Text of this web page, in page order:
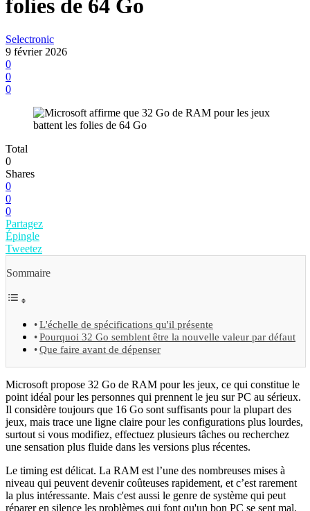
folies de 64 Go
Selectronic
9 février 2026
0
0
0
Total
0
Shares
0
0
0
Partagez
Épingle
Tweetez
Sommaire
L'échelle de spécifications qu'il présente
Pourquoi 32 Go semblent être la nouvelle valeur par défaut
Que faire avant de dépenser
Microsoft propose 32 Go de RAM pour les jeux, ce qui constitue le
point idéal pour les personnes qui prennent le jeu sur PC au sérieux.
Il considère toujours que 16 Go sont suffisants pour la plupart des
jeux, mais trace une ligne claire pour les configurations plus lourdes,
surtout si vous modifiez, effectuez plusieurs tâches ou recherchez
une sensation plus fluide dans les versions plus récentes.
Le timing est délicat. La RAM est l’une des nombreuses mises à
niveau qui peuvent devenir coûteuses rapidement, et c’est rarement
la plus intéressante. Mais c'est aussi le genre de système qui peut
réparer en silence les problèmes qui font qu'un bon PC se sent mal.